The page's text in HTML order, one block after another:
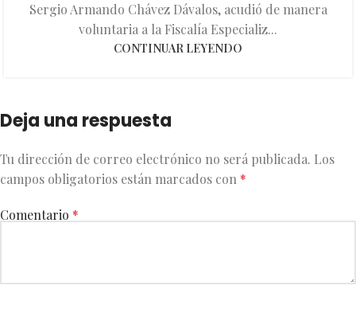
Sergio Armando Chávez Dávalos, acudió de manera
voluntaria a la Fiscalía Especializ...
CONTINUAR LEYENDO
Deja una respuesta
Tu dirección de correo electrónico no será publicada. Los
campos obligatorios están marcados con *
Comentario *